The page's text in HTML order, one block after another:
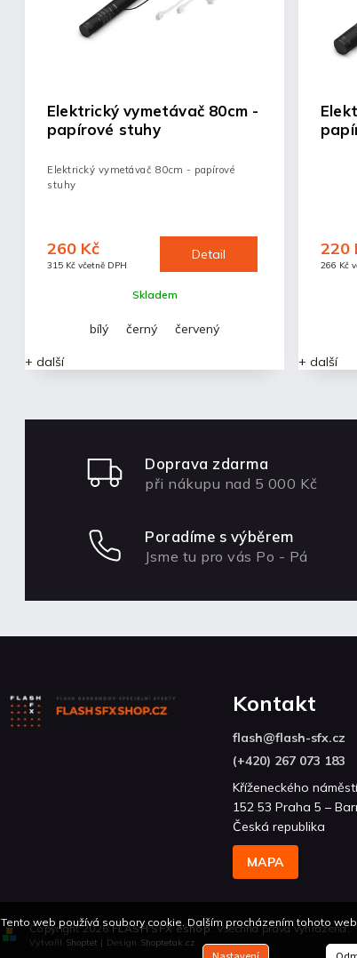
Tento web používá soubory cookie. Dalším procházením tohoto
Elektrický vymetávač 80cm -
papírové stuhy
Skladem
315 Kč včetně DPH
260 Kč Detail
Elektrický vymetávač 80cm - papírové
stuhy
bílý černý červený
+ další
266 Kč
220
+ další
Doprava zdarma
při nákupu nad 5 000 Kč
Poradíme s výběrem
Jsme tu pro vás Po - Pá
Kontakt
flash@flash-sfx.cz
(+420) 267 073 183
Kříženeckého
152 53 Praha 5 –
Česká republika
MAPA
Copyright 2026FLASH SFX eshop. Všechna práva vyhrazena.
Vytvořil Shoptet | Design Shoptetak.cz